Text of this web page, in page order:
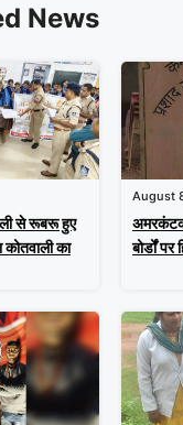
News
से रूबरू हुए
कोतवाली का
August
बोर्डों पर